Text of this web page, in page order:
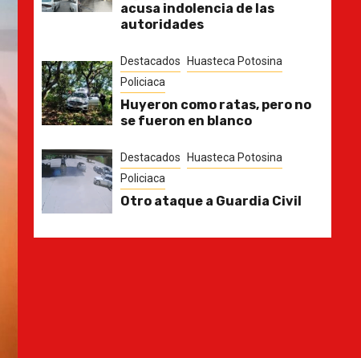
acusa indolencia de las
autoridades
Destacados
Huasteca Potosina
Policiaca
Huyeron como ratas, pero no
se fueron en blanco
Destacados
Huasteca Potosina
Policiaca
Otro ataque a Guardia Civil